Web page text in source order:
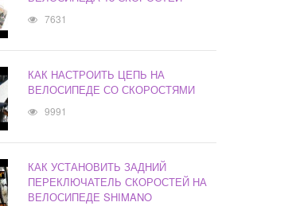
7631
КАК НАСТРОИТЬ ЦЕПЬ НА
ВЕЛОСИПЕДЕ СО СКОРОСТЯМИ
9991
КАК УСТАНОВИТЬ ЗАДНИЙ
ПЕРЕКЛЮЧАТЕЛЬ СКОРОСТЕЙ НА
ВЕЛОСИПЕДЕ SHIMANO